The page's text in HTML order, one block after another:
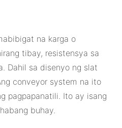
na karga o
tibay, resistensya sa
Dahil sa disenyo ng slat
conveyor system na ito
pagpapanatili. Ito ay isang
buhay.